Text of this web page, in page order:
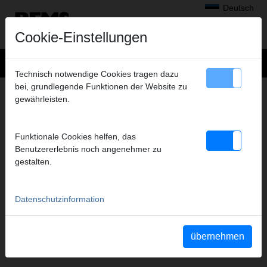
Deutsch
BENUTZERKONTO
weiter
Cookie-Einstellungen
Technisch notwendige Cookies tragen dazu
bei, grundlegende Funktionen der Website zu
gewährleisten.
Funktionale Cookies helfen, das
Benutzererlebnis noch angenehmer zu
gestalten.
Datenschutzinformation
übernehmen